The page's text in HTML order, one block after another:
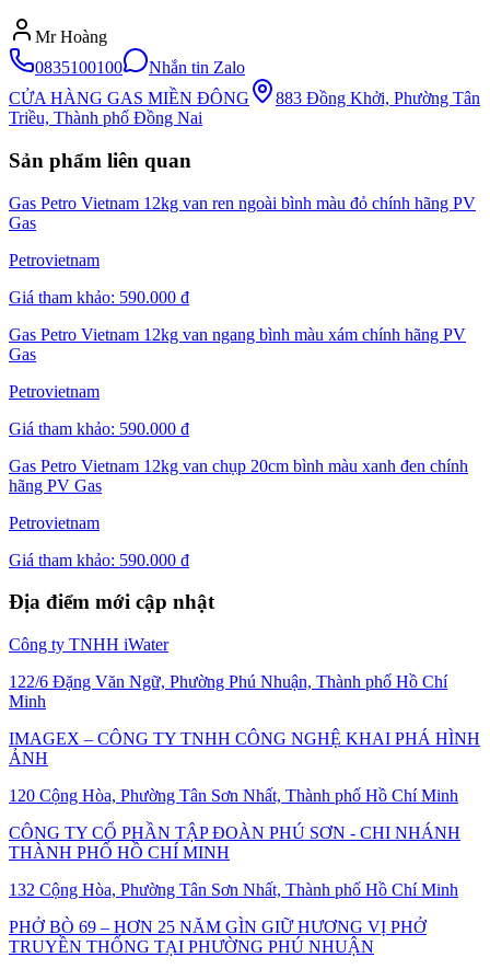
Mr Hoàng
0835100100
Nhắn tin Zalo
CỬA HÀNG GAS MIỀN ĐÔNG
883 Đồng Khởi, Phường Tân
Triều, Thành phố Đồng Nai
Sản phẩm liên quan
Gas Petro Vietnam 12kg van ren ngoài bình màu đỏ chính hãng PV
Gas
Petrovietnam
Giá tham khảo: 590.000 đ
Gas Petro Vietnam 12kg van ngang bình màu xám chính hãng PV
Gas
Petrovietnam
Giá tham khảo: 590.000 đ
Gas Petro Vietnam 12kg van chụp 20cm bình màu xanh đen chính
hãng PV Gas
Petrovietnam
Giá tham khảo: 590.000 đ
Địa điểm mới cập nhật
Công ty TNHH iWater
122/6 Đặng Văn Ngữ, Phường Phú Nhuận, Thành phố Hồ Chí
Minh
IMAGEX – CÔNG TY TNHH CÔNG NGHỆ KHAI PHÁ HÌNH
ẢNH
120 Cộng Hòa, Phường Tân Sơn Nhất, Thành phố Hồ Chí Minh
CÔNG TY CỔ PHẦN TẬP ĐOÀN PHÚ SƠN - CHI NHÁNH
THÀNH PHỐ HỒ CHÍ MINH
132 Cộng Hòa, Phường Tân Sơn Nhất, Thành phố Hồ Chí Minh
PHỞ BÒ 69 – HƠN 25 NĂM GÌN GIỮ HƯƠNG VỊ PHỞ
TRUYỀN THỐNG TẠI PHƯỜNG PHÚ NHUẬN